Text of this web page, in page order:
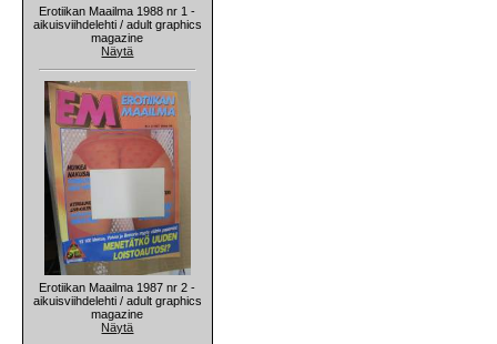
Erotiikan Maailma 1988 nr 1 -
aikuisviihdelehti / adult graphics
magazine
Näytä
Erotiikan Maailma 1987 nr 2 -
aikuisviihdelehti / adult graphics
magazine
Näytä